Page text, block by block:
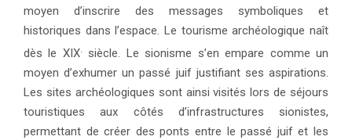
moyen d’inscrire des messages symboliques et
historiques dans l’espace. Le tourisme archéologique naît
dès le XIX. siècle. Le sionisme s’en empare comme un
moyen d’exhumer un passé juif justifiant ses aspirations.
Les sites archéologiques sont ainsi visités lors de séjours
touristiques aux côtés d’infrastructures sionistes,
permettant de créer des ponts entre le passé juif et les